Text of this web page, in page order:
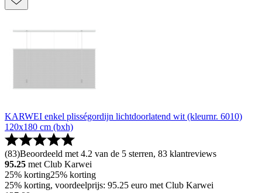
KARWEI enkel plisségordijn lichtdoorlatend wit (kleurnr. 6010)
120x180 cm (bxh)
(83)Beoordeeld met 4.2 van de 5 sterren, 83 klantreviews
95.25 met Club Karwei
25% korting25% korting
25% korting, voordeelprijs: 95.25 euro met Club Karwei